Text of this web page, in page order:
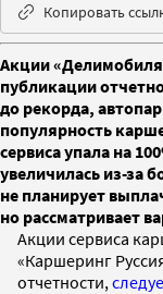
Копировать
Акции
публикации
до рекорда,
популярность
сервиса упала на
увеличилась из-за
не планирует
но рассматривает
Акции сервиса
«Каршеринг
отчетности,